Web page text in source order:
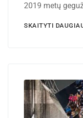
2019 metų
SKAITYTI